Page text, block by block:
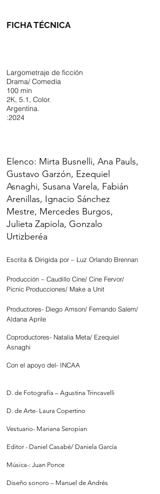
FICHA TÉCNICA
Largometraje de ficción
Drama/ Comedia
100 min
2K, 5.1, Color.
Argentina.
:2024
Elenco: Mirta Busnelli, Ana Pauls,
Gustavo Garzón, Ezequiel
Asnaghi, Susana Varela, Fabián
Arenillas, Ignacio Sánchez
Mestre, Mercedes Burgos,
Julieta Zapiola, Gonzalo
Urtizberéa
Escrita & Dirigida por – Luz Orlando Brennan
Producción – Caudillo Cine/ Cine Fervor/
Picnic Producciones/ Make a Unit
Productores- Diego Amson/ Fernando Salem/
Aldana Aprile
Coproductores- Natalia Meta/ Ezequiel
Asnaghi
Con el apoyo del- INCAA
D. de Fotografía – Agustina Trincavelli
D. de Arte- Laura Copertino
Vestuario- Mariana Seropian
Editor - Daniel Casabé/ Daniela García
Música-: Juan Ponce
Diseño sonoro – Manuel de Andrés